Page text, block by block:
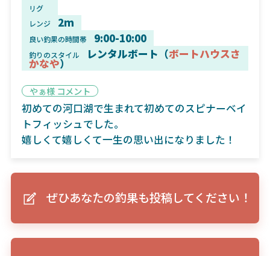
リグ
レンジ
2m
良い釣果の時間帯 9:00-10:00
釣りのスタイル レンタルボート（ボートハウスさ
かなや）
やぁ様 コメント
初めての河口湖で生まれて初めてのスピナーベイ
トフィッシュでした。
嬉しくて嬉しくて一生の思い出になりました！
ぜひあなたの釣果も投稿してください！